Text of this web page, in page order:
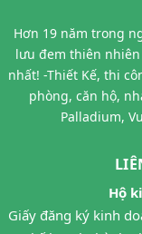
Hơn 19 năm trong
lưu đem thiên
nhất! -Thiết Kế, thi
phòng, căn hộ,
Palladium,
Hộ
Giấy đăng ký kinh